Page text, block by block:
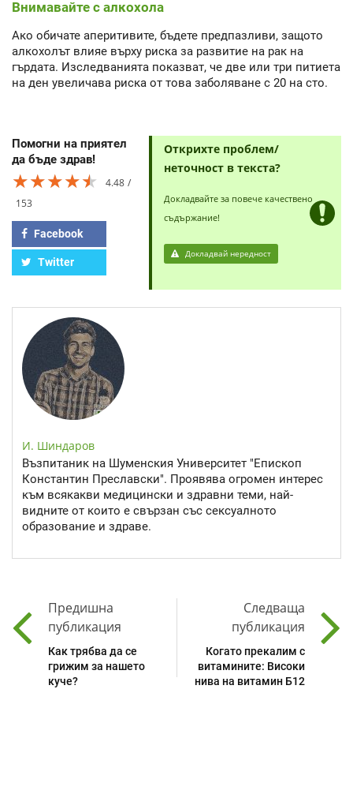
Внимавайте с алкохола
Ако обичате аперитивите, бъдете предпазливи, защото
алкохолът влияе върху риска за развитие на рак на
гърдата. Изследванията показват, че две или три питиета
на ден увеличава риска от това заболяване с 20 на сто.
Помогни на приятел
да бъде здрав!
★★★★★
★★★★★
★★★★★
4.48
153
Facebook
Twitter
Открихте проблем/
неточност в текста?
Докладвайте за повече качествено
съдържание!
Докладвай нередност
И. Шиндаров
Възпитаник на Шуменския Университет "Епископ
Константин Преславски". Проявява огромен интерес
към всякакви медицински и здравни теми, най-
видните от които е свързан със сексуалното
образование и здраве.
Предишна
публикация
Как трябва да се
грижим за нашето
куче?
Следваща
публикация
Когато прекалим с
витамините: Високи
нива на витамин Б12